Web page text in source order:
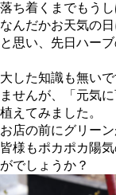
落ち着くまでもう
なんだかお天気の
と思い、先日ハー
大した知識も無い
ませんが、「元気
植えてみました。
お店の前にグリー
皆様もポカポカ陽
がでしょうか？